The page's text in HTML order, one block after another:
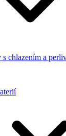
s chlazením a